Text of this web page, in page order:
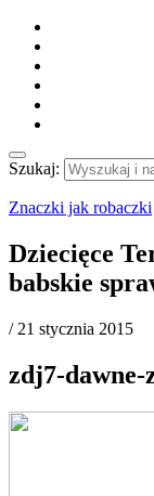
Szukaj:
Znaczki jak robaczki
Dziecięce
babskie
/ 21 stycznia 2015
zdj7-dawne-